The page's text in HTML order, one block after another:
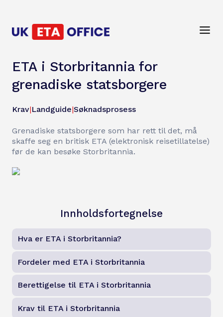
ETA i Storbritannia for
grenadiske statsborgere
Krav|Landguide|Søknadsprosess
Grenadiske statsborgere som har rett til det, må
skaffe seg en britisk ETA (elektronisk reisetillatelse)
før de kan besøke Storbritannia.
Innholdsfortegnelse
Hva er ETA i Storbritannia?
Fordeler med ETA i Storbritannia
Berettigelse til ETA i Storbritannia
Krav til ETA i Storbritannia